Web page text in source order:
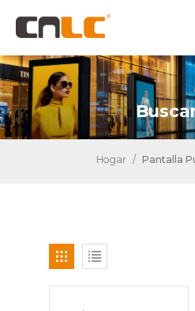
Hogar / Pantalla